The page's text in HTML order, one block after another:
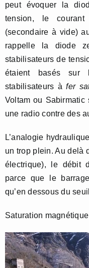
peut évoquer la
tension, le
(secondaire à vide)
rappelle la diode
stabilisateurs de
étaient basés sur
stabilisateurs àfer
Voltam ou Sabirmatic
une radio contre des
L’analogie
un trop plein. Au delà
électrique), le débit
parce que le
qu’en dessous du
Saturation